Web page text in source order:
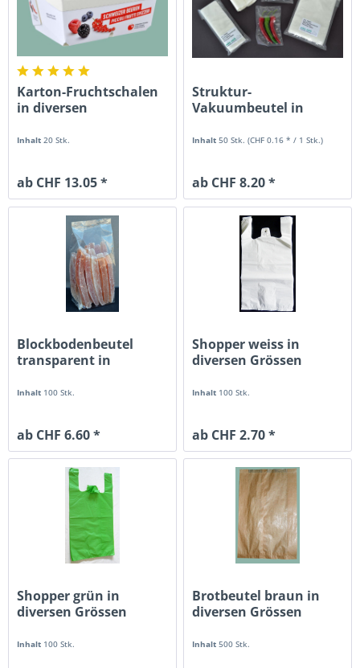
Karton-Fruchtschalen
in diversen
Inhalt20 Stk.
ab CHF 13.05 *
Struktur-
Vakuumbeutel in
Inhalt50 Stk.(CHF 0.16 * / 1 Stk.)
ab CHF 8.20 *
Blockbodenbeutel
transparent in
Inhalt 100 Stk.
ab CHF 6.60 *
Shopper weiss in
diversen Grössen
Inhalt 100 Stk.
ab CHF 2.70 *
Shopper grün in
diversen Grössen
Inhalt 100 Stk.
Brotbeutel braun in
diversen Grössen
Inhalt500 Stk.